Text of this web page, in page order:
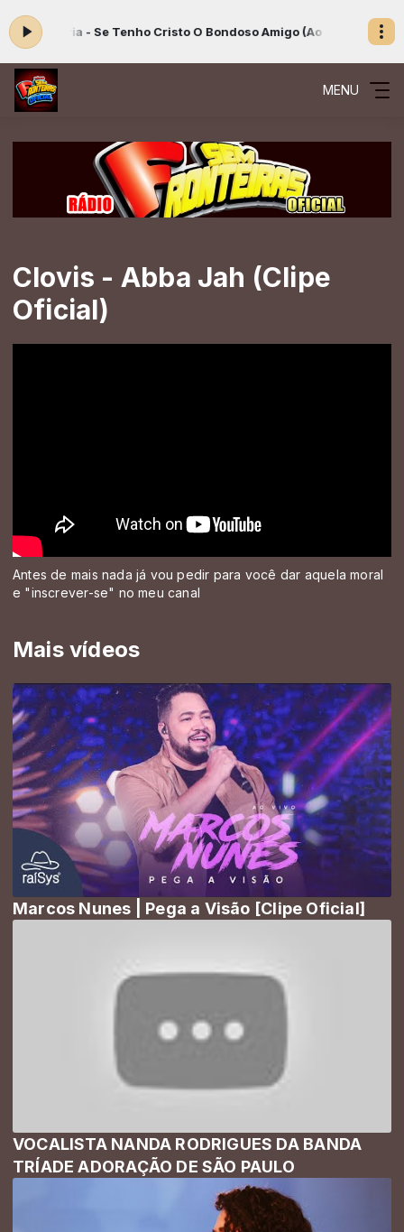
Vitória - Se Tenho Cristo O Bondoso Amigo (Ao Vivo) Playlist
MENU
Clovis - Abba Jah (Clipe
Oficial)
Mais vídeos
Marcos Nunes | Pega a Visão [Clipe Oficial]
VOCALISTA NANDA RODRIGUES DA BANDA
TRÍADE ADORAÇÃO DE SÃO PAULO
Antes de mais nada já vou pedir para você dar aquela moral
e "inscrever-se" no meu canal